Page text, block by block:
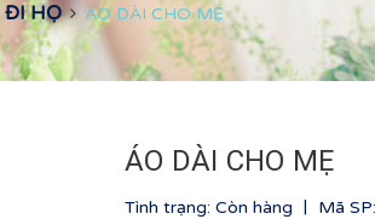
ĐI HỌ ÁO DÀI CHO MẸ
ÁO DÀI CHO MẸ
Tình trạng: Còn hàng | Mã SP: